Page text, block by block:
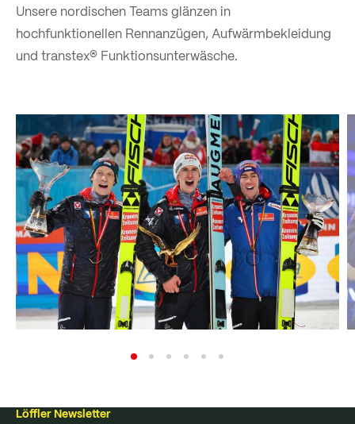
Unsere nordischen Teams glänzen in
hochfunktionellen Rennanzügen, Aufwärmbekleidung
und transtex® Funktionsunterwäsche.
Löffler Newsletter